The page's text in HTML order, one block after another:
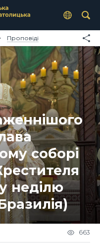
Проповіді
соборі
неділю
663